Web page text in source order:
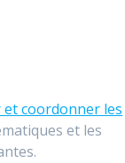
coordonner les
et les